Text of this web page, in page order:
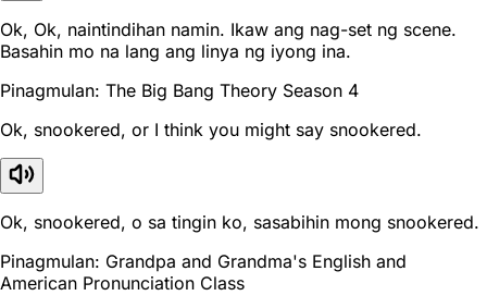
Ok, Ok, naintindihan namin. Ikaw ang nag-set ng scene.
Basahin mo na lang ang linya ng iyong ina.
Pinagmulan: The Big Bang Theory Season 4
Ok, snookered, or I think you might say snookered.
Ok, snookered, o sa tingin ko, sasabihin mong snookered.
Pinagmulan: Grandpa and Grandma's English and
American Pronunciation Class